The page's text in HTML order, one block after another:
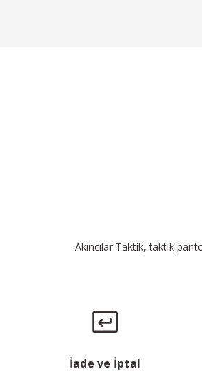
Akıncılar Taktik, taktik
İade ve İptal